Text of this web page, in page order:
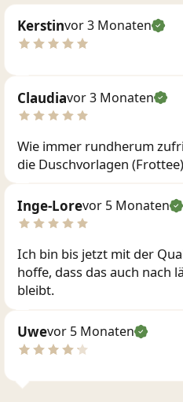
Kerstinvor 3 Monaten
Claudiavor 3 Monaten
Wie immer rundherum
die Duschvorlagen
Inge-Lorevor 5 Monaten
Ich bin bis jetzt mit der
hoffe, dass das auch nach
bleibt.
Uwevor 5 Monaten